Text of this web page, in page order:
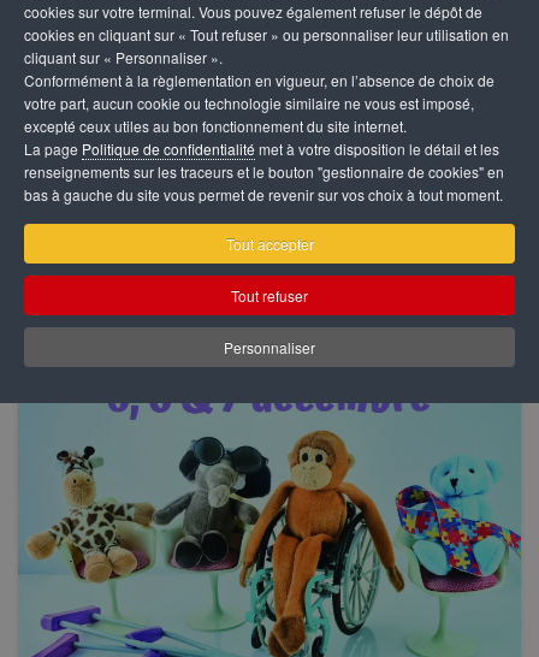
cookies sur votre terminal. Vous pouvez également refuser le dépôt de
cookies en cliquant sur « Tout refuser » ou personnaliser leur utilisation en
cliquant sur « Personnaliser ».
Conformément à la règlementation en vigueur, en l’absence de choix de
votre part, aucun cookie ou technologie similaire ne vous est imposé,
excepté ceux utiles au bon fonctionnement du site internet.
La page Politique de confidentialité met à votre disposition le détail et les
renseignements sur les traceurs et le bouton "gestionnaire de cookies" en
bas à gauche du site vous permet de revenir sur vos choix à tout moment.
Tout accepter
Tout refuser
Personnaliser
Venez nombreux soutenir
cette démarche en suivant le
programme :